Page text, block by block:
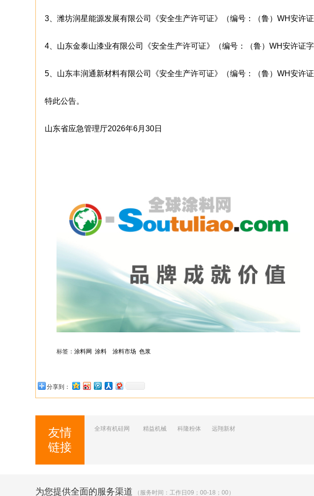
3、潍坊润星能源发展有限公司《安全生产许可证》（编号：（鲁）WH安许
4、山东金泰山漆业有限公司《安全生产许可证》（编号：（鲁）WH安许证
5、山东丰润通新材料有限公司《安全生产许可证》（编号：（鲁）WH安许
特此公告。
山东省应急管理厅2026年6月30日
标签：涂料网 涂料 涂料市场 色浆
分享到：
友情
链接
全球有机硅网 精益机械 科隆粉体 远翔新材
为您提供全面的服务渠道 （服务时间：工作日09；00-18；00）